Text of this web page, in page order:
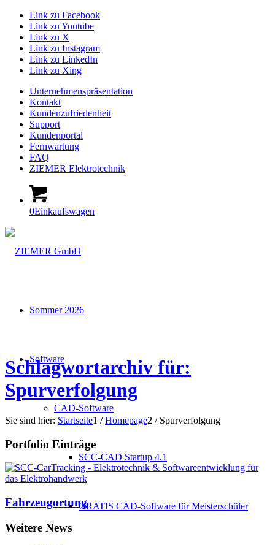
Link zu Facebook
Link zu Youtube
Link zu X
Link zu Instagram
Link zu LinkedIn
Link zu Xing
Unternehmenspräsentation
Kontakt
Kundenzufriedenheit
Support
Kundenportal
Fernwartung
FAQ
ZIEMER Elektrotechnik
0Einkaufswagen
Sommer 2026
Software
CAD-Software
SCC-CAD Startup 4.1
GRATIS CAD-Software für Meisterschüler
Schlagwortarchiv für:
Spurverfolgung
Sie sind hier: Startseite1 / Homepage2 / Spurverfolgung
Portfolio Einträge
Fahrzeugortung
Weitere News